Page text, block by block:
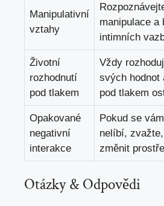
Manipulativní
vztahy
manipulace a
intimních
Životní
rozhodnutí
pod tlakem
Vždy
svých hodnot
pod tlakem
Opakované
negativní
interakce
Pokud se
nelíbí,
změnit
Otázky & Odpovědi